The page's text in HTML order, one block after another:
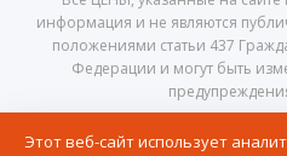
информация и не являются
положениями статьи 437
Федерации и могут быть
Мурманская область,
Этот веб-сайт использует